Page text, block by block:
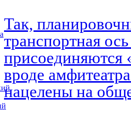
Так,
транспортная
присоединяются
вроде
нацелены на